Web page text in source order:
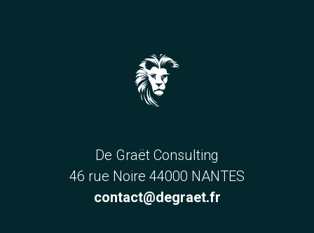
De Graët Consulting
46 rue Noire 44000 NANTES
contact@degraet.fr